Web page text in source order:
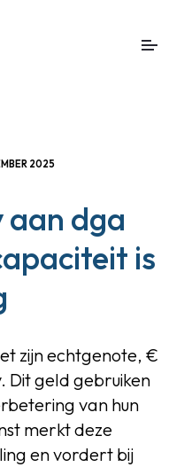
2025
aan dga
is
zijn echtgenote, €
Dit geld gebruiken
van hun
merkt deze
en vordert bij